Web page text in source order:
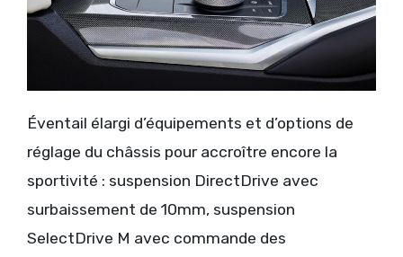
Éventail élargi d’équipements et d’options de
réglage du châssis pour accroître encore la
sportivité : suspension DirectDrive avec
surbaissement de 10mm, suspension
SelectDrive M avec commande des